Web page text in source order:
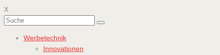
X
Werbetechnik
Innovationen